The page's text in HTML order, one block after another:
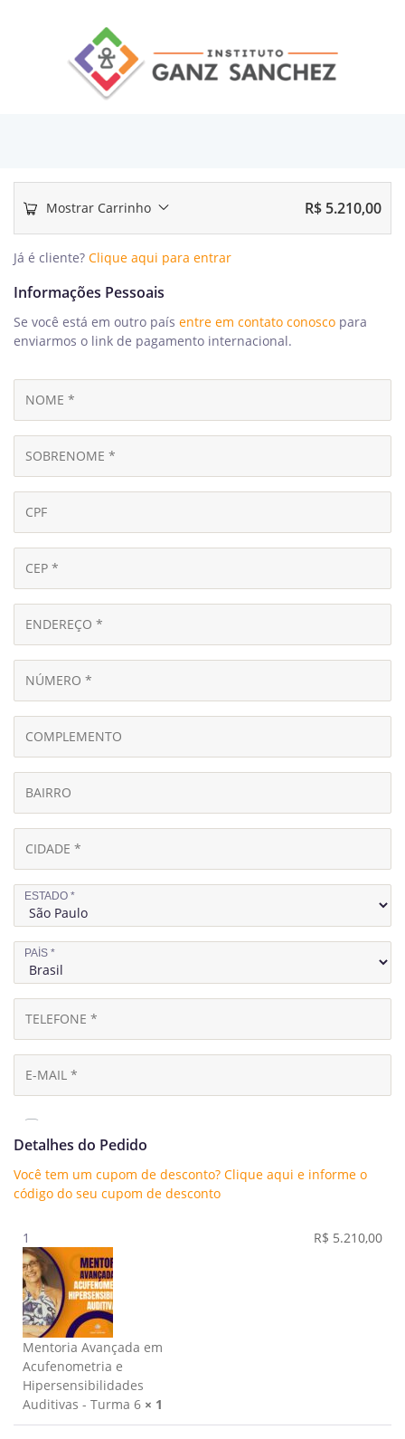
Mostrar Carrinho R$ 5.210,00
Já é cliente? Clique aqui para entrar
Informações Pessoais
Se você está em outro país entre em contato conosco para
enviarmos o link de pagamento internacional.
ESTADO *
PAÍS *
CRIAR UMA CONTA?
Detalhes do Pedido
Você tem um cupom de desconto? Clique aqui e informe o
código do seu cupom de desconto
1
Mentoria Avançada em
Acufenometria e
Hipersensibilidades
Auditivas - Turma 6 × 1
R$ 5.210,00